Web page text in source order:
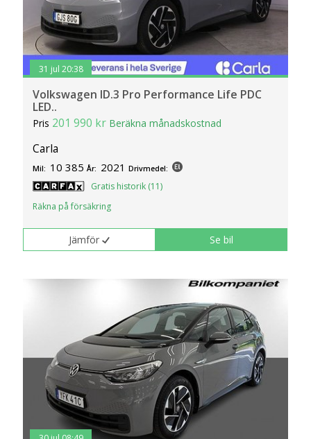
31 jul 20:38
Volkswagen ID.3 Pro Performance Life PDC
LED..
Pris 201 990 kr Beräkna månadskostnad
Carla
Mil: 10 385 År: 2021 Drivmedel:
Gratis historik (11)
Räkna på försäkring
Jämför Se bil